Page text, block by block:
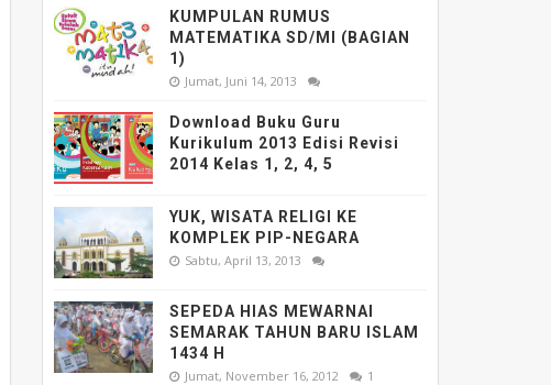
KUMPULAN RUMUS
MATEMATIKA SD/MI (BAGIAN
1)
Jumat, Juni 14, 2013
Download Buku Guru
Kurikulum 2013 Edisi Revisi
2014 Kelas 1, 2, 4, 5
YUK, WISATA RELIGI KE
KOMPLEK PIP-NEGARA
Sabtu, April 13, 2013
SEPEDA HIAS MEWARNAI
SEMARAK TAHUN BARU ISLAM
1434 H
Jumat, November 16, 2012 1